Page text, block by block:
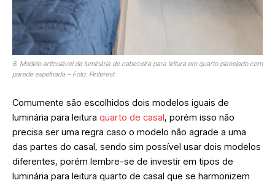
6. Modelo articulável de luminária de cabeceira para leitura em quarto planejado com
parede espelhada – Foto: Pinterest
Comumente são escolhidos dois modelos iguais de
luminária para leitura quarto de casal, porém isso não
precisa ser uma regra caso o modelo não agrade a uma
das partes do casal, sendo sim possível usar dois modelos
diferentes, porém lembre-se de investir em tipos de
luminária para leitura quarto de casal que se harmonizem